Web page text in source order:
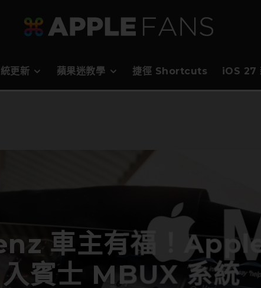
更新 蘋果迷教學 捷徑 Shortcuts iOS 27
車主有福！
入賓士 MBUX 系統